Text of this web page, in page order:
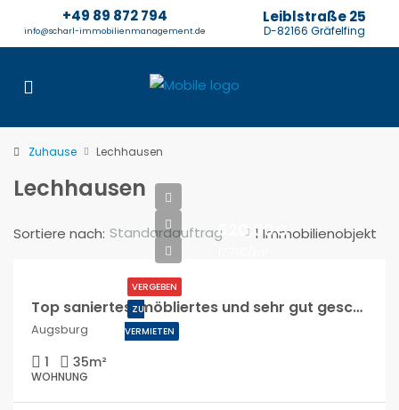
+49 89 872 794
info@scharl-immobilienmanagement.de
Leiblstraße 25
D-82166 Gräfelfing
Zuhause Lechhausen
Lechhausen
1 Immobilienobjekt
Sortiere nach: Standardauftrag
VERGEBEN
ZU
VERMIETEN
620,00€
Top saniertes, möbliertes und sehr gut geschnittenes Appartement mit Balkon
Augsburg
1 35m²
WOHNUNG